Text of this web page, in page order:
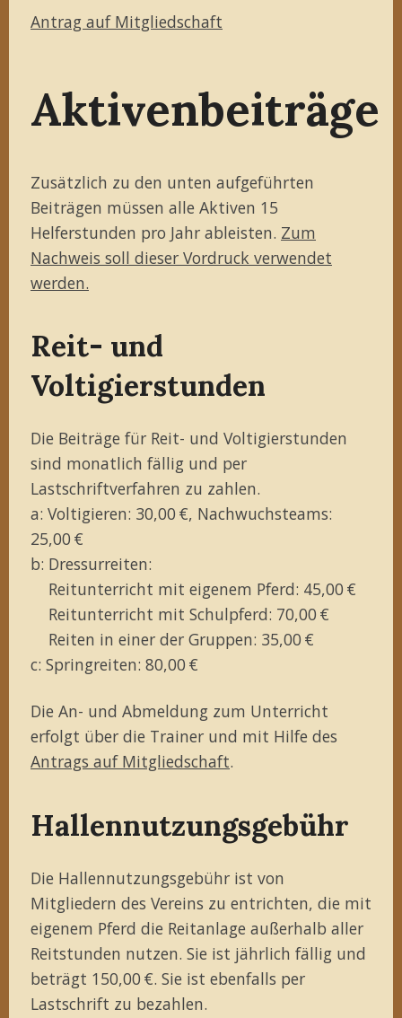
Antrag auf Mitgliedschaft
Aktivenbeiträge
Zusätzlich zu den unten aufgeführten
Beiträgen müssen alle Aktiven 15
Helferstunden pro Jahr ableisten. Zum
Nachweis soll dieser Vordruck verwendet
werden.
Reit- und
Voltigierstunden
Die Beiträge für Reit- und Voltigierstunden
sind monatlich fällig und per
Lastschriftverfahren zu zahlen.
a: Voltigieren: 30,00 €, Nachwuchsteams:
25,00 €
b: Dressurreiten:
Reitunterricht mit eigenem Pferd: 45,00 €
Reitunterricht mit Schulpferd: 70,00 €
Reiten in einer der Gruppen: 35,00 €
c: Springreiten: 80,00 €
Die An- und Abmeldung zum Unterricht
erfolgt über die Trainer und mit Hilfe des
Antrags auf Mitgliedschaft.
Hallennutzungsgebühr
Die Hallennutzungsgebühr ist von
Mitgliedern des Vereins zu entrichten, die mit
eigenem Pferd die Reitanlage außerhalb aller
Reitstunden nutzen. Sie ist jährlich fällig und
beträgt 150,00 €. Sie ist ebenfalls per
Lastschrift zu bezahlen.